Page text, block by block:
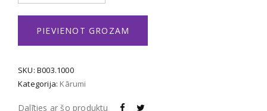
daudzums
PIEVIENOT GROZAM
SKU: B003.1000
Kategorija: Kārumi
Dalīties ar šo produktu